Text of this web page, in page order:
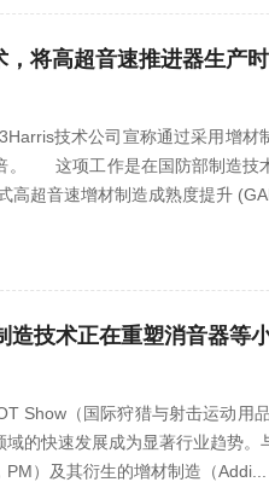
将高超音速推进器生产
技术公司宣称通过采用增材
。 这项工作是在国防部制造技
超音速增材制造成熟度提升
技术正在重塑消音器等
（国际狩猎与射击运动用
的快速发展成为显著行业趋势
，PM）及其衍生的增材制造（Addi...